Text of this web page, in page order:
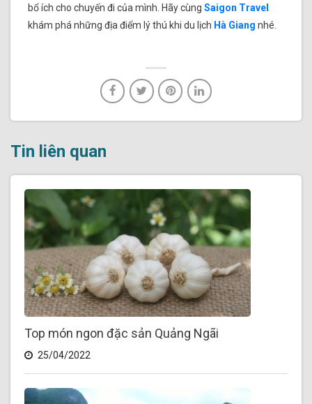
bổ ích cho chuyến đi của mình. Hãy cùng Saigon Travel
khám phá những địa điểm lý thú khi du lịch Hà Giang nhé.
Tin liên quan
Top món ngon đặc sản Quảng Ngãi
25/04/2022